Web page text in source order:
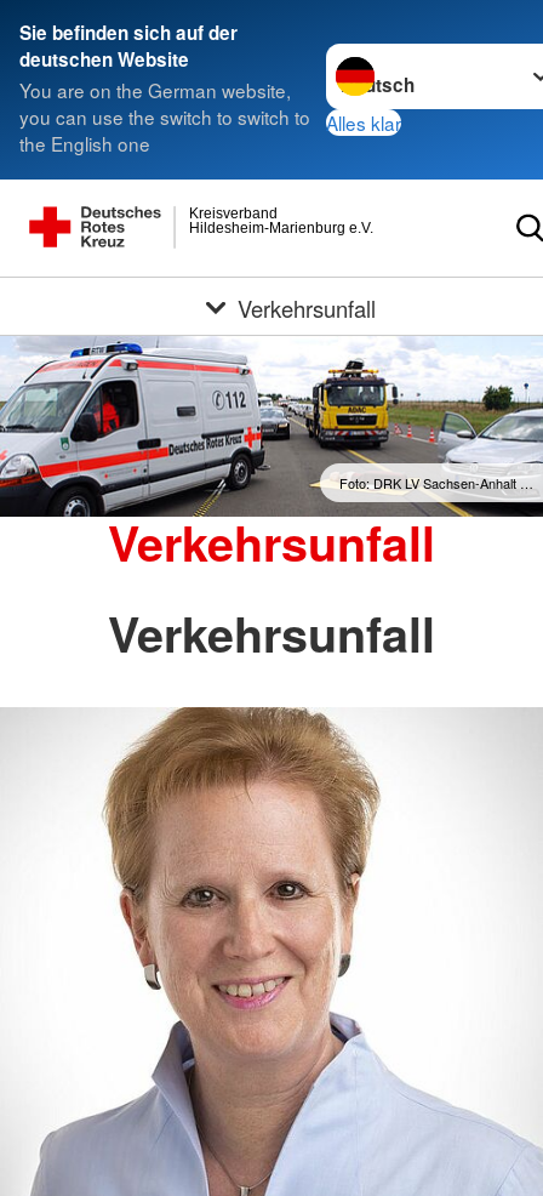
Sie befinden sich auf der
deutschen Website
You are on the German website,
you can use the switch to switch to
the English one
Sprache wechseln zu
Alles klar
Hildesheim-Marienburg e.V.
Kreisverband
Verkehrsunfall
Foto: DRK LV Sachsen-Anhalt …
Verkehrsunfall
Verkehrsunfall